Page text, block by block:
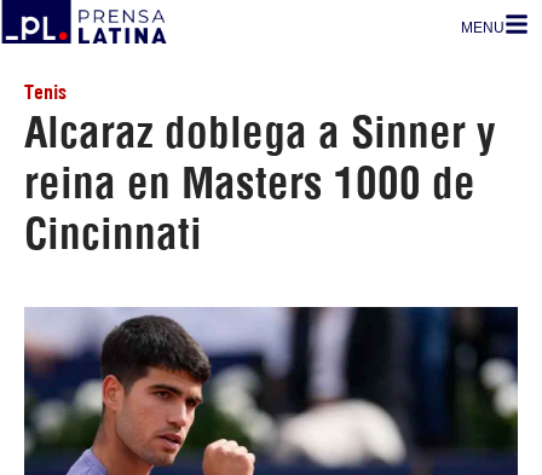
MENU
Tenis
Alcaraz doblega a Sinner y
reina en Masters 1000 de
Cincinnati